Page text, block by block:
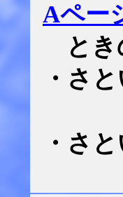
Aペー
と
・さ
・さ